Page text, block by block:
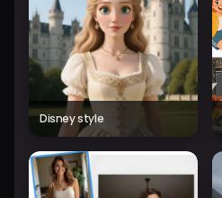
Disney style